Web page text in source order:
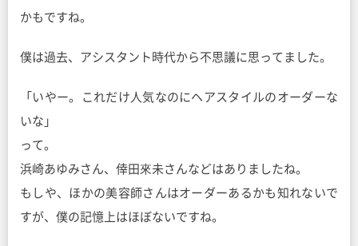
かもですね。
僕は過去、アシスタント時代から不思議に思ってました。
「いやー。これだけ人気なのにヘアスタイルのオーダーな
いな」
って。
浜崎あゆみさん、倖田來未さんなどはありましたね。
もしや、ほかの美容師さんはオーダーあるかも知れないで
すが、僕の記憶上はほぼないですね。